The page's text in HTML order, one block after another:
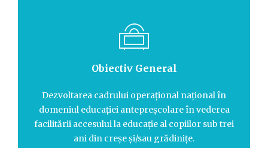
Obiectiv General
Dezvoltarea cadrului operațional național în
domeniul educației antepreșcolare în vederea
facilitării accesului la educație al copiilor sub trei
ani din creșe și/sau grădinițe.